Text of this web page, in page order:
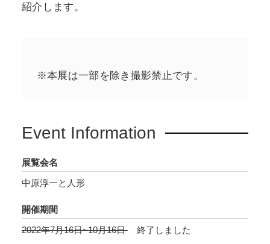
紹介します。
※本展は一部を除き撮影禁止です。
Event Information
展覧会名
中原淳一と人形
開催期間
2022年7月16日~10月16日
終了しました